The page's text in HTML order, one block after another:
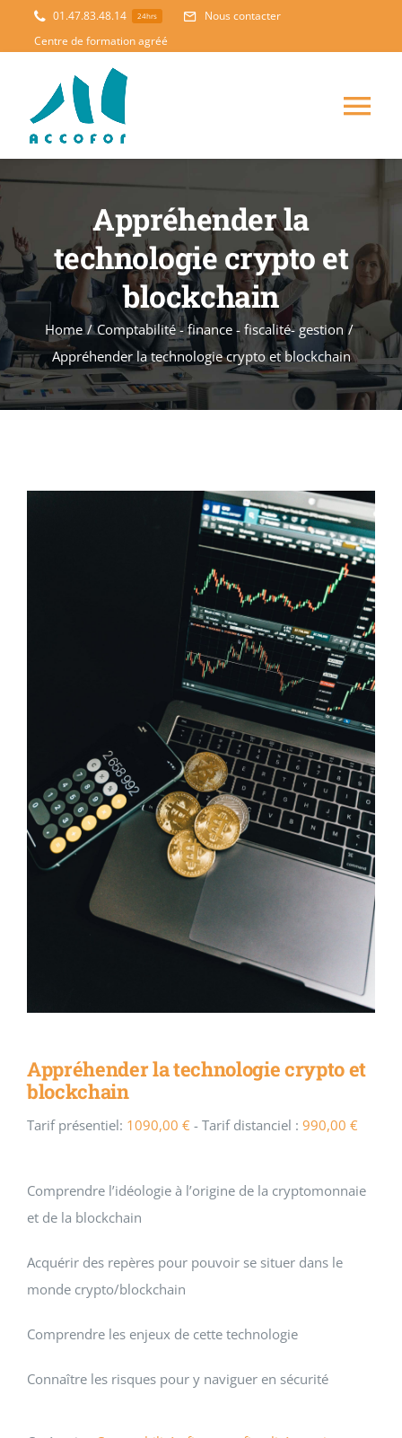
01.47.83.48.14 24hrs
Nous contacter
Centre de formation agréé
ACCUEIL
FORMATION NOUVEAUTES
ACCOMPAGNEMENT
PEDAGOGIE
ACCOFOR
Appréhender la
technologie crypto et
blockchain
Home / Comptabilité - finance - fiscalité- gestion /
Appréhender la technologie crypto et blockchain
Appréhender la technologie crypto et
blockchain
Tarif présentiel: 1090,00 € - Tarif distanciel : 990,00 €
Comprendre l’idéologie à l’origine de la cryptomonnaie
et de la blockchain
Acquérir des repères pour pouvoir se situer dans le
monde crypto/blockchain
Comprendre les enjeux de cette technologie
Connaître les risques pour y naviguer en sécurité